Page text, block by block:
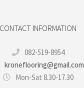
CONTACT INFORMATION
082-519-8954
kroneflooring@gmail.com
Mon-Sat 8.30-17.30